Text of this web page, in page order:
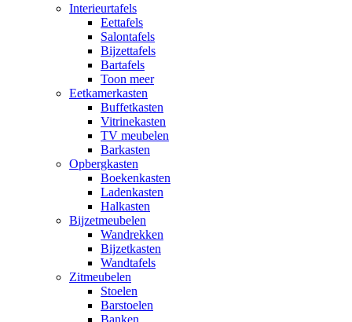
Interieurtafels
Eettafels
Salontafels
Bijzettafels
Bartafels
Toon meer
Eetkamerkasten
Buffetkasten
Vitrinekasten
TV meubelen
Barkasten
Opbergkasten
Boekenkasten
Ladenkasten
Halkasten
Bijzetmeubelen
Wandrekken
Bijzetkasten
Wandtafels
Zitmeubelen
Stoelen
Barstoelen
Banken